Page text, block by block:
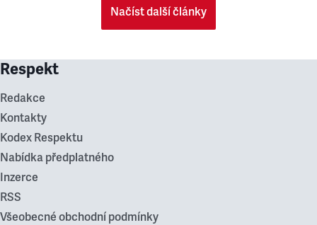
Načíst další články
Respekt
Redakce
Kontakty
Kodex Respektu
Nabídka předplatného
Inzerce
RSS
Všeobecné obchodní podmínky